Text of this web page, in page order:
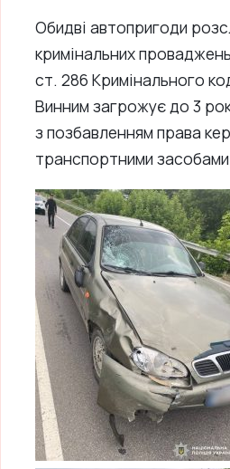
Обидві автопригоди
кримінальних
ст. 286 Кримінального
Винним загрожує до 3
з позбавленням права
транспортними